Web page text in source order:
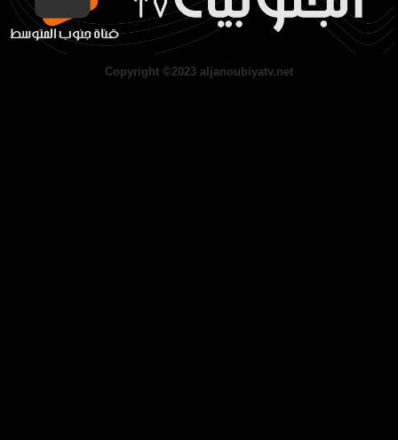
Copyright ©2023 aljanoubiyatv.net